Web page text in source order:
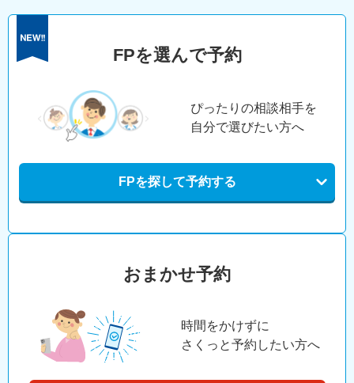
FPを選んで予約
ぴったりの相談相手を
自分で選びたい方へ
FPを探して予約する
おまかせ予約
時間をかけずに
さくっと予約したい方へ